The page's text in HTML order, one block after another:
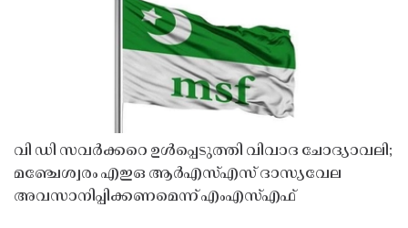
വി ഡി സവർക്കറെ ഉൾപ്പെടുത്തി വിവാദ ചോദ്യാവലി;
മഞ്ചേശ്വരം എഇഒ ആർഎസ്എസ് ദാസ്യവേല
അവസാനിപ്പിക്കണമെന്ന് എംഎസ്എഫ്